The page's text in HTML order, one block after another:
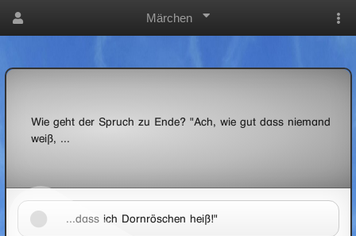
Märchen
Wie geht der Spruch zu Ende? "Ach, wie gut dass niemand
weiß, ...
...dass ich Dornröschen heiß!"